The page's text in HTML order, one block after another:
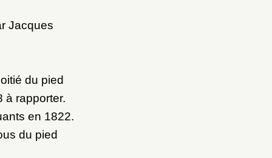
Jacques
du pied
à rapporter.
en 1822.
du pied